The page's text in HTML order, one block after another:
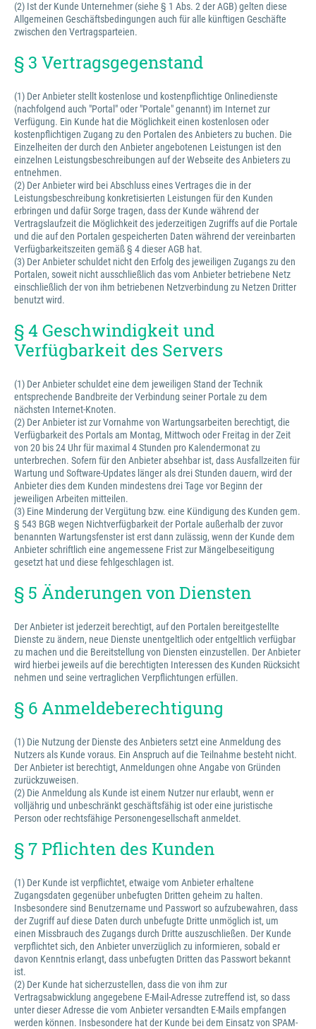
(2) Ist der Kunde Unternehmer (siehe § 1 Abs. 2 der AGB) gelten diese
Allgemeinen Geschäftsbedingungen auch für alle künftigen Geschäfte
zwischen den Vertragsparteien.
§ 3 Vertragsgegenstand
(1) Der Anbieter stellt kostenlose und kostenpflichtige Onlinedienste
(nachfolgend auch "Portal" oder "Portale" genannt) im Internet zur
Verfügung. Ein Kunde hat die Möglichkeit einen kostenlosen oder
kostenpflichtigen Zugang zu den Portalen des Anbieters zu buchen. Die
Einzelheiten der durch den Anbieter angebotenen Leistungen ist den
einzelnen Leistungsbeschreibungen auf der Webseite des Anbieters zu
entnehmen.
(2) Der Anbieter wird bei Abschluss eines Vertrages die in der
Leistungsbeschreibung konkretisierten Leistungen für den Kunden
erbringen und dafür Sorge tragen, dass der Kunde während der
Vertragslaufzeit die Möglichkeit des jederzeitigen Zugriffs auf die Portale
und die auf den Portalen gespeicherten Daten während der vereinbarten
Verfügbarkeitszeiten gemäß § 4 dieser AGB hat.
(3) Der Anbieter schuldet nicht den Erfolg des jeweiligen Zugangs zu den
Portalen, soweit nicht ausschließlich das vom Anbieter betriebene Netz
einschließlich der von ihm betriebenen Netzverbindung zu Netzen Dritter
benutzt wird.
§ 4 Geschwindigkeit und
Verfügbarkeit des Servers
(1) Der Anbieter schuldet eine dem jeweiligen Stand der Technik
entsprechende Bandbreite der Verbindung seiner Portale zu dem
nächsten Internet-Knoten.
(2) Der Anbieter ist zur Vornahme von Wartungsarbeiten berechtigt, die
Verfügbarkeit des Portals am Montag, Mittwoch oder Freitag in der Zeit
von 20 bis 24 Uhr für maximal 4 Stunden pro Kalendermonat zu
unterbrechen. Sofern für den Anbieter absehbar ist, dass Ausfallzeiten für
Wartung und Software-Updates länger als drei Stunden dauern, wird der
Anbieter dies dem Kunden mindestens drei Tage vor Beginn der
jeweiligen Arbeiten mitteilen.
(3) Eine Minderung der Vergütung bzw. eine Kündigung des Kunden gem.
§ 543 BGB wegen Nichtverfügbarkeit der Portale außerhalb der zuvor
benannten Wartungsfenster ist erst dann zulässig, wenn der Kunde dem
Anbieter schriftlich eine angemessene Frist zur Mängelbeseitigung
gesetzt hat und diese fehlgeschlagen ist.
§ 5 Änderungen von Diensten
Der Anbieter ist jederzeit berechtigt, auf den Portalen bereitgestellte
Dienste zu ändern, neue Dienste unentgeltlich oder entgeltlich verfügbar
zu machen und die Bereitstellung von Diensten einzustellen. Der Anbieter
wird hierbei jeweils auf die berechtigten Interessen des Kunden Rücksicht
nehmen und seine vertraglichen Verpflichtungen erfüllen.
§ 6 Anmeldeberechtigung
(1) Die Nutzung der Dienste des Anbieters setzt eine Anmeldung des
Nutzers als Kunde voraus. Ein Anspruch auf die Teilnahme besteht nicht.
Der Anbieter ist berechtigt, Anmeldungen ohne Angabe von Gründen
zurückzuweisen.
(2) Die Anmeldung als Kunde ist einem Nutzer nur erlaubt, wenn er
volljährig und unbeschränkt geschäftsfähig ist oder eine juristische
Person oder rechtsfähige Personengesellschaft anmeldet.
§ 7 Pflichten des Kunden
(1) Der Kunde ist verpflichtet, etwaige vom Anbieter erhaltene
Zugangsdaten gegenüber unbefugten Dritten geheim zu halten.
Insbesondere sind Benutzername und Passwort so aufzubewahren, dass
der Zugriff auf diese Daten durch unbefugte Dritte unmöglich ist, um
einen Missbrauch des Zugangs durch Dritte auszuschließen. Der Kunde
verpflichtet sich, den Anbieter unverzüglich zu informieren, sobald er
davon Kenntnis erlangt, dass unbefugten Dritten das Passwort bekannt
ist.
(2) Der Kunde hat sicherzustellen, dass die von ihm zur
Vertragsabwicklung angegebene E-Mail-Adresse zutreffend ist, so dass
unter dieser Adresse die vom Anbieter versandten E-Mails empfangen
werden können. Insbesondere hat der Kunde bei dem Einsatz von SPAM-